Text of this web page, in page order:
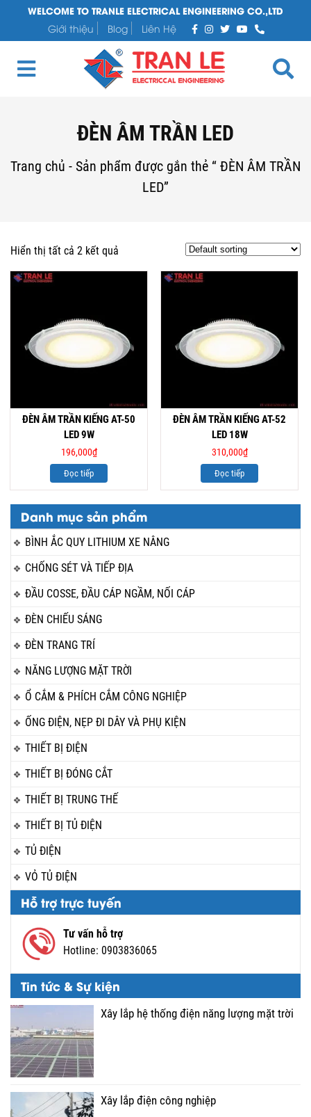
WELCOME TO TRANLE ELECTRICAL ENGINEERING CO.,LTD
Giới thiệu
Blog Liên Hệ
ĐÈN ÂM TRẦN LED
Trang chủ - Sản phẩm được gắn thẻ “ ĐÈN ÂM TRẦN
LED”
Danh mục sản phẩm
BÌNH ẮC QUY LITHIUM XE NÂNG
CHỐNG SÉT VÀ TIẾP ĐỊA
ĐẦU COSSE, ĐẦU CÁP NGẦM, NỐI CÁP
ĐÈN CHIẾU SÁNG
ĐÈN TRANG TRÍ
NĂNG LƯỢNG MẶT TRỜI
Ổ CẮM & PHÍCH CẮM CÔNG NGHIỆP
ỐNG ĐIỆN, NẸP ĐI DÂY VÀ PHỤ KIỆN
THIẾT BỊ ĐIỆN
THIẾT BỊ ĐÓNG CẮT
THIẾT BỊ TRUNG THẾ
THIẾT BỊ TỦ ĐIỆN
TỦ ĐIỆN
VỎ TỦ ĐIỆN
Hỗ trợ trực tuyến
Tư vấn hỗ trợ
Hotline: 0903836065
Tin tức & Sự kiện
Xây lắp hệ thống điện năng lượng mặt trời
Xây lắp điện công nghiệp
Hiển thị tất cả 2 kết quả
ĐÈN ÂM TRẦN KIẾNG AT-50
LED 9W
196,000₫
Đọc tiếp
ĐÈN ÂM TRẦN KIẾNG AT-52
LED 18W
310,000₫
Đọc tiếp